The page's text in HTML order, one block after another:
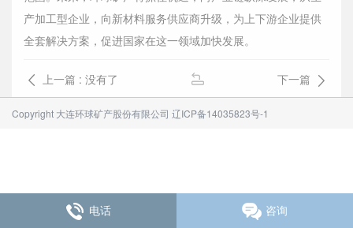
产加工型企业，向新材料服务供应商升级，为上下游企业提供
全套解决方案，促进国家在这一领域加快发展。
上一篇 : 没有了 下一篇
Copyright 大连环球矿产股份有限公司 辽ICP备14035823号-1
电话 咨询